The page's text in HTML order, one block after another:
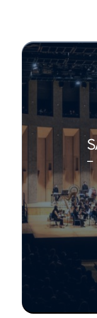
-